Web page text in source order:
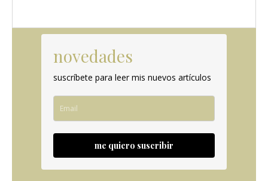
novedades
suscríbete para leer mis nuevos artículos
me quiero suscribir